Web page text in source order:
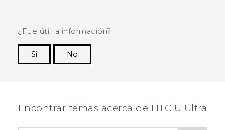
¿Fue útil la información?
Si
No
Encontrar temas acerca de HTC U Ultra